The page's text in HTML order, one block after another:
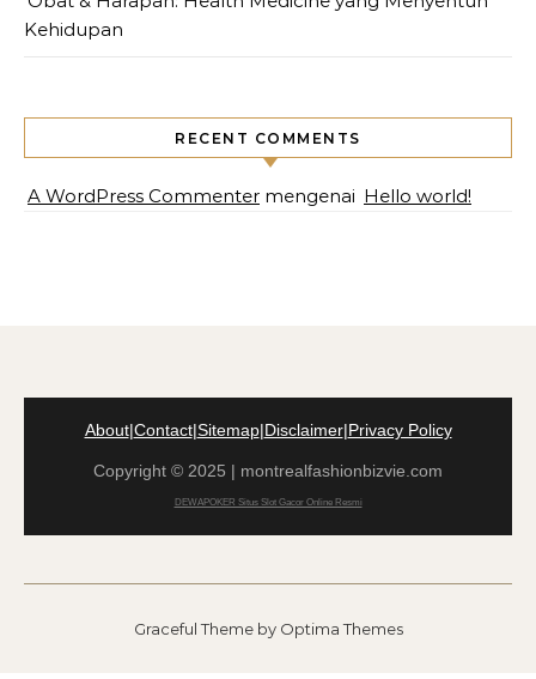
Kehidupan
RECENT COMMENTS
A WordPress Commenter mengenai Hello world!
About|Contact|Sitemap|Disclaimer|Privacy Policy
Copyright © 2025 | montrealfashionbizvie.com
DEWAPOKER Situs Slot Gacor Online Resmi
Graceful Theme by Optima Themes